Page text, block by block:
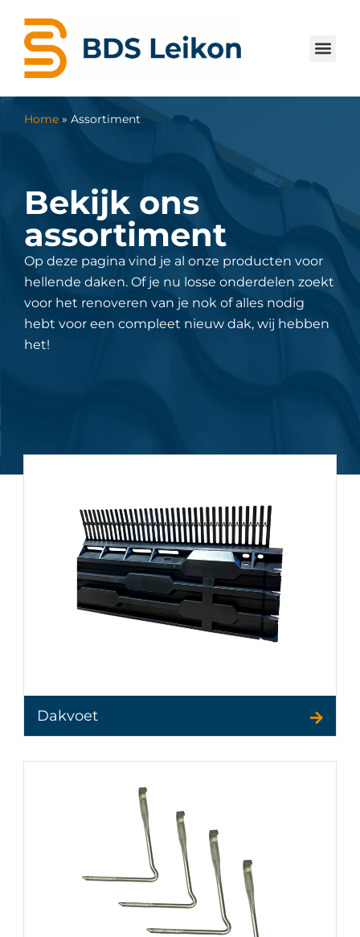
Home » Assortiment
Bekijk ons
assortiment
Op deze pagina vind je al onze producten voor
hellende daken. Of je nu losse onderdelen zoekt
voor het renoveren van je nok of alles nodig
hebt voor een compleet nieuw dak, wij hebben
het!
Dakvoet